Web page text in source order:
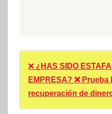
❌ ¿HAS SIDO
EMPRESA? ❌
recuperación de